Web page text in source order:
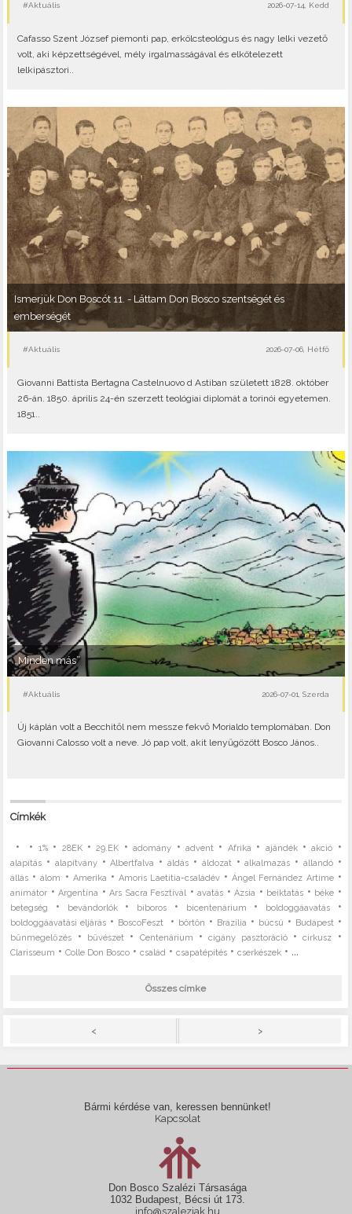
#Aktuális 2026-07-14, Kedd
Cafasso Szent József piemonti pap, erkölcsteológus és nagy lelki vezető
volt, aki képzettségével, mély irgalmasságával és elkötelezett
lelkipásztori..
Ismerjük Don Boscót 11. - Láttam Don Bosco szentségét és
emberségét
#Aktuális 2026-07-06, Hétfő
Giovanni Battista Bertagna Castelnuovo d Astiban született 1828. október
26-án. 1850. április 24-én szerzett teológiai diplomát a torinói egyetemen.
1851..
„Minden más”
#Aktuális 2026-07-01, Szerda
Új káplán volt a Becchitől nem messze fekvő Morialdo templomában. Don
Giovanni Calosso volt a neve. Jó pap volt, akit lenyűgözött Bosco János..
Címkék
• • 1%• 28EK•29.EK •adomány •advent • Afrika • ajándék•akció •
alapítás • alapítvány•Albertfalva •áldás • áldozat•alkalmazás • állandó•
állás •álom • Amerika • Amoris Laetitia-családév •Ángel Fernández Artime•
animátor •Argentína •Ars Sacra Fesztivál •avatás •Ázsia • beiktatás • béke •
betegség • bevándorlók• bíboros • bicentenárium • boldoggáavatás•
boldoggáavatási eljárás • BoscoFeszt • börtön • Brazília • búcsú • Budapest•
bűnmegelőzés • bűvészet• Centenárium •cigány pasztoráció•cirkusz •
Clarisseum •Colle Don Bosco •család •csapatépítés •cserkészek • ...
Összes címke
< >
Bármi kérdése van, keressen bennünket!
Kapcsolat
Don Bosco Szalézi Társasága
1032 Budapest, Bécsi út 173.
info@szaleziak.hu